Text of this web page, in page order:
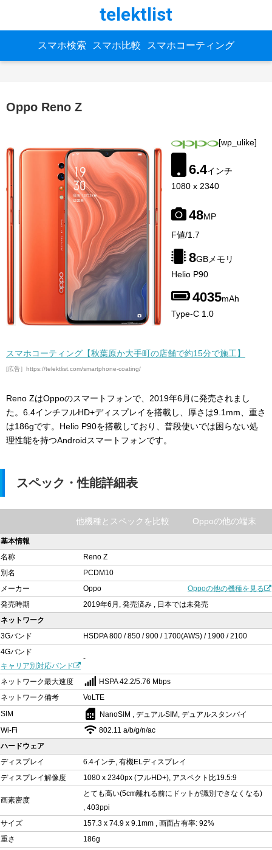
telektlist
スマホ検索 スマホ比較 スマホコーティング
Oppo Reno Z
image-
[wp_ulike]
6.4インチ
1080 x 2340
48MP
F値/1.7
8GBメモリ
Helio P90
4035mAh
Type-C 1.0
スマホコーティング【秋葉原か大手町の店舗で約15分で施工】
[広告］https://telektlist.com/smartphone-coating/
Reno ZはOppoのスマートフォンで、2019年6月に発売されまし
た。6.4インチフルHD+ディスプレイを搭載し、厚さは9.1mm、重さ
は186gです。Helio P90を搭載しており、普段使いでは困らない処
理性能を持つAndroidスマートフォンです。
スペック・性能詳細表
Oppoの他の端末
他機種とスペックを比較
基本情報
名称
Reno Z
別名
PCDM10
メーカー
Oppo
Oppoの他の機種を見る
発売時期
2019年6月, 発売済み , 日本では未発売
ネットワーク
3Gバンド
HSDPA 800 / 850 / 900 / 1700(AWS) / 1900 / 2100
4Gバンド
キャリア別対応バンド
-
ネットワーク最大速度
HSPA 42.2/5.76 Mbps
ネットワーク備考
VoLTE
SIM
sim_card NanoSIM , デュアルSIM, デュアルスタンバイ
Wi-Fi
802.11 a/b/g/n/ac
ハードウェア
ディスプレイ
6.4インチ, 有機ELディスプレイ
ディスプレイ解像度
1080 x 2340px (フルHD+), アスペクト比19.5:9
画素密度
とても高い(5cm離れる前にドットが識別できなくなる)
, 403ppi
サイズ
157.3 x 74.9 x 9.1mm , 画面占有率: 92%
重さ
186g